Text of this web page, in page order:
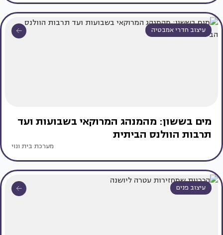
עיצוב חדרי אמבטיה
מים בששון: מהמנהג המרוקאי בשבועות ועד
תרבות הוולנס הביתית
מערכת בית ונוי
עיצוב פנים